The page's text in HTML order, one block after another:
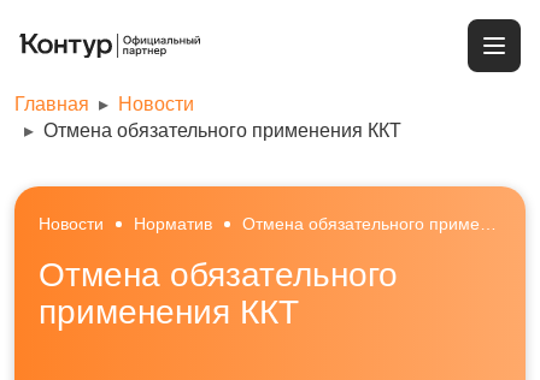
Главная
Новости
Отмена обязательного применения ККТ
Новости Норматив
Отмена обязательного
применения ККТ